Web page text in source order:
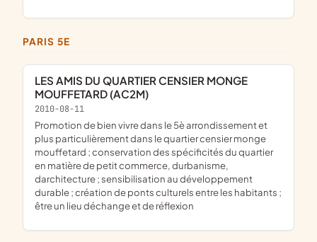
PARIS 5E
LES AMIS DU QUARTIER CENSIER MONGE
MOUFFETARD (AC2M)
2010-08-11
promotion de bien vivre dans le 5è arrondissement et
plus particulièrement dans le quartier censier monge
mouffetard ; conservation des spécificités du quartier
en matière de petit commerce, durbanisme,
darchitecture ; sensibilisation au développement
durable ; création de ponts culturels entre les habitants ;
être un lieu déchange et de réflexion